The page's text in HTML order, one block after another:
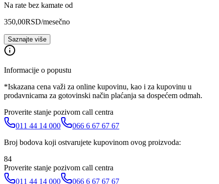
Na rate bez kamate od
350,00RSD/mesečno
Saznajte više
Informacije o popustu
*Iskazana cena važi za online kupovinu, kao i za kupovinu u
prodavnicama za gotovinski način plaćanja sa dospećem odmah.
Proverite stanje pozivom call centra
011 44 14 000
066 6 67 67 67
Broj bodova koji ostvarujete kupovinom ovog proizvoda:
84
Proverite stanje pozivom call centra
011 44 14 000
066 6 67 67 67